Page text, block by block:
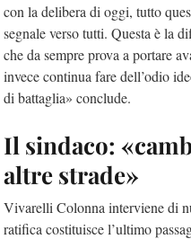
con la delibera di oggi, tutto
segnale verso tutti. Questa è la
che da sempre prova a portare
invece continua fare dell’odio
di battaglia» conclude.
Il sindaco:
altre strade»
Vivarelli Colonna interviene di
ratifica costituisce l’ultimo